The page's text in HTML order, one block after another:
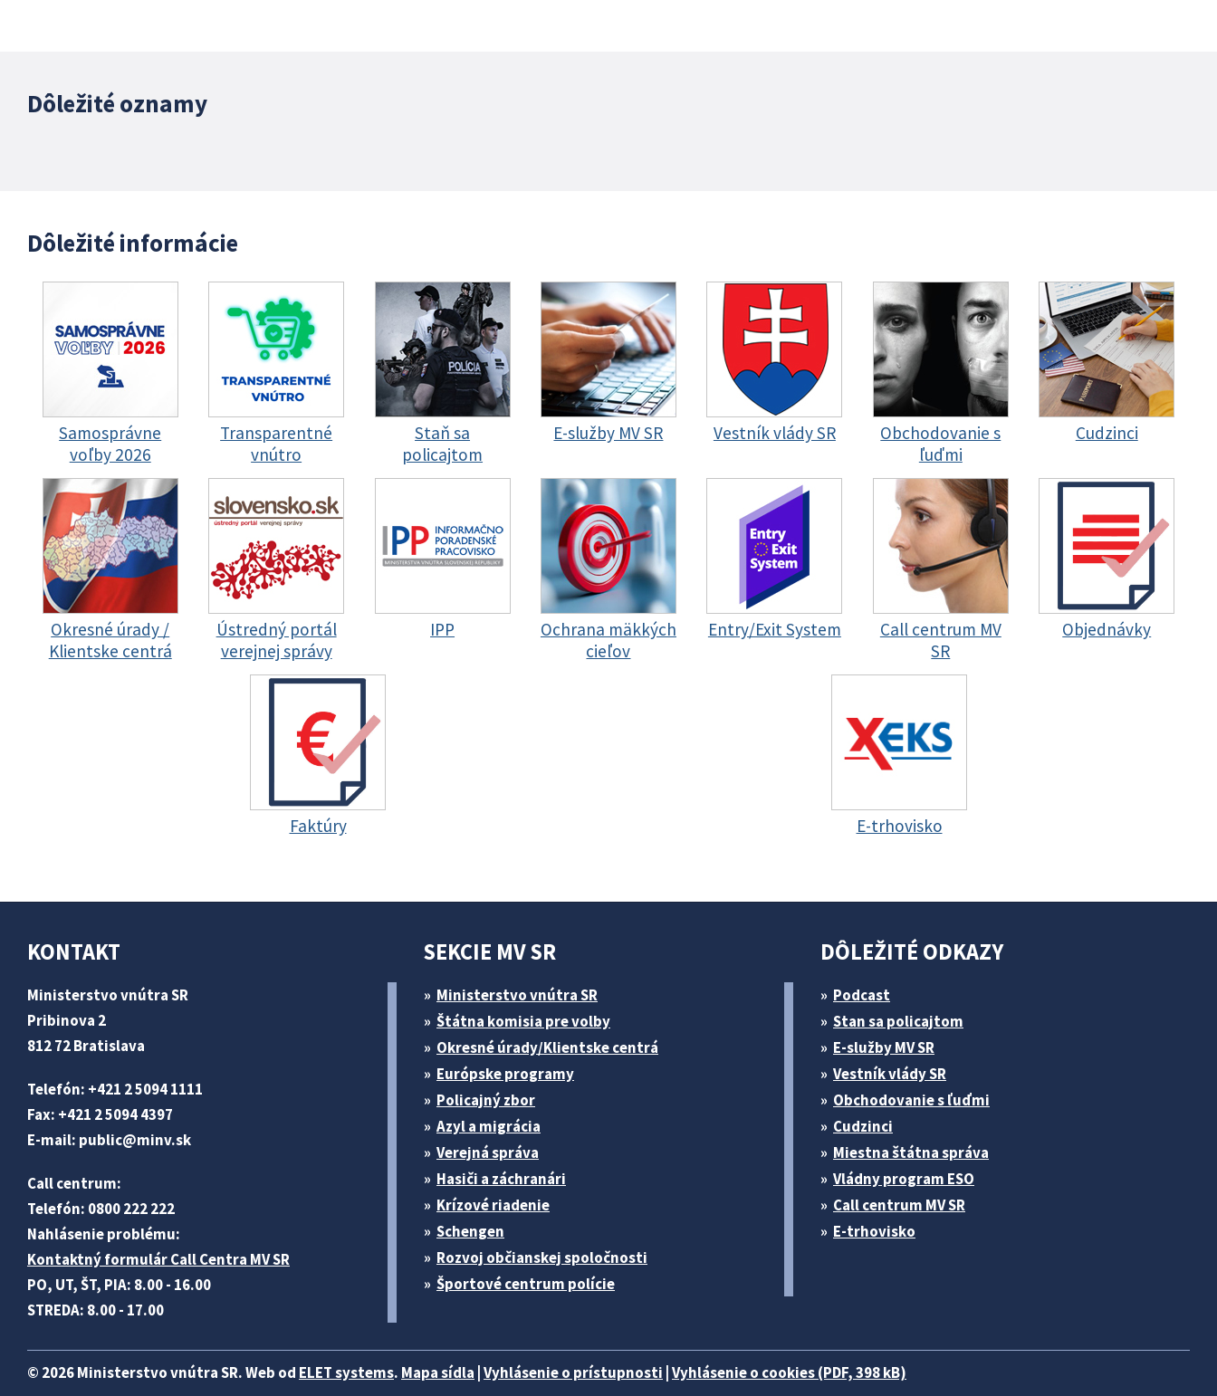
Dôležité oznamy
Dôležité informácie
Samosprávne
voľby 2026
Transparentné
vnútro
Staň sa
policajtom
E-služby MV SR Vestník vlády SR
Obchodovanie s
ľuďmi
Cudzinci
Okresné úrady /
Klientske centrá
Ústredný portál
verejnej správy
IPP
Ochrana mäkkých
cieľov
Entry/Exit System
Call centrum MV
SR
Objednávky
Faktúry E-trhovisko
KONTAKT
Ministerstvo vnútra SR
Pribinova 2
812 72 Bratislava
Telefón: +421 2 5094 1111
Fax: +421 2 5094 4397
E-mail: public@minv.sk
Call centrum:
Telefón: 0800 222 222
Nahlásenie problému:
Kontaktný formulár Call Centra MV SR
PO, UT, ŠT, PIA: 8.00 - 16.00
STREDA: 8.00 - 17.00
SEKCIE MV SR
Ministerstvo vnútra SR
Štátna komisia pre volby
Okresné úrady/Klientske centrá
Európske programy
Policajný zbor
Azyl a migrácia
Verejná správa
Hasiči a záchranári
Krízové riadenie
Schengen
Rozvoj občianskej spoločnosti
Športové centrum polície
DÔLEŽITÉ ODKAZY
Podcast
Stan sa policajtom
E-služby MV SR
Vestník vlády SR
Obchodovanie s ľuďmi
Cudzinci
Miestna štátna správa
Vládny program ESO
Call centrum MV SR
E-trhovisko
© 2026 Ministerstvo vnútra SR. Web od ELET systems. Mapa sídla |Vyhlásenie o prístupnosti |Vyhlásenie o cookies (PDF, 398 kB)